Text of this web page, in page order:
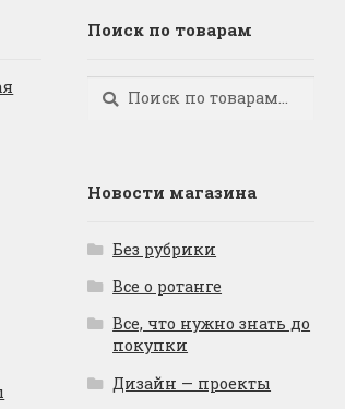
Поиск по товарам
Искать:
Поиск
Новости магазина
Без рубрики
Все о ротанге
Все, что нужно знать до
покупки
Дизайн — проекты